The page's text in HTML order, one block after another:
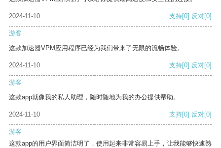
2024-11-10 支持[0] 反对[0]
游客
这款加速器VPM应用程序已经为我们带来了无限的流畅体验。
2024-11-10 支持[0] 反对[0]
游客
这款app就像我的私人助理，随时随地为我的办公提供帮助。
2024-11-10 支持[0] 反对[0]
游客
这款app的用户界面简洁明了，使用起来非常容易上手，让我能够快速熟